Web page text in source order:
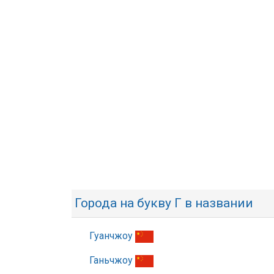
Города на букву Г в названии
Гуанчжоу
Ганьчжоу